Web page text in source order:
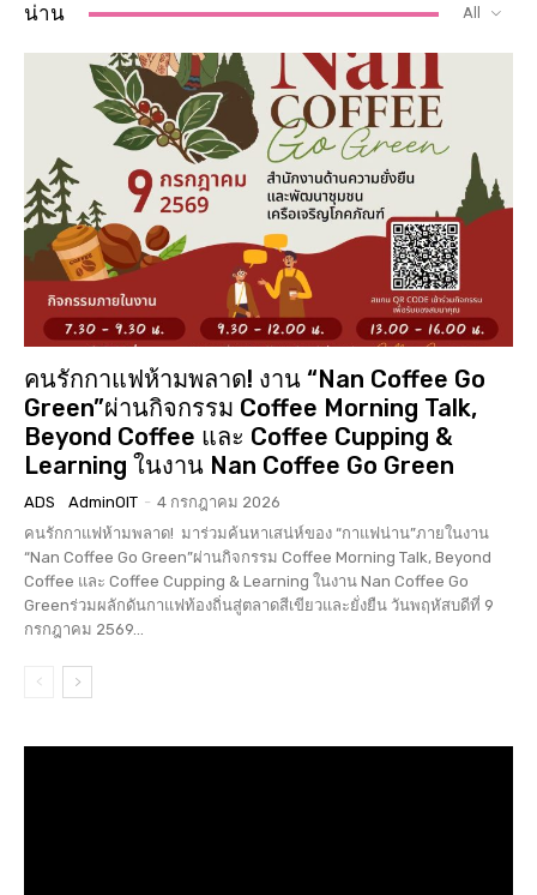
น่าน All
คนรักกาแฟห้ามพลาด! งาน “Nan Coffee Go
Green”ผ่านกิจกรรม Coffee Morning Talk,
Beyond Coffee และ Coffee Cupping &
Learning ในงาน Nan Coffee Go Green
ADS AdminOIT - 4 กรกฎาคม 2026
คนรักกาแฟห้ามพลาด! มาร่วมค้นหาเสน่ห์ของ “กาแฟน่าน”ภายในงาน
“Nan Coffee Go Green”ผ่านกิจกรรม Coffee Morning Talk, Beyond
Coffee และ Coffee Cupping & Learning ในงาน Nan Coffee Go
Greenร่วมผลักดันกาแฟท้องถิ่นสู่ตลาดสีเขียวและยั่งยืน วันพฤหัสบดีที่ 9
กรกฎาคม 2569...